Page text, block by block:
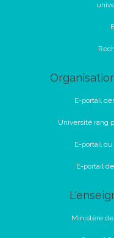
E-portail
Université rang
E-portail
E-portail
Ministère